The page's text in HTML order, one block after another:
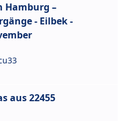
Hamburg –
- Eilbek -
aus 22455